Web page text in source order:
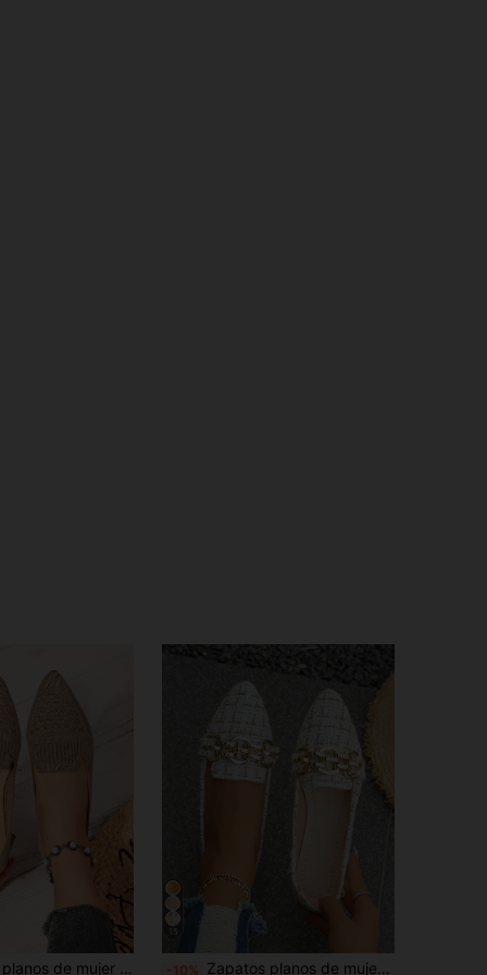
bohemio, lindos, de moda casual y cómodos, mocasines acanalados planos adecuados para vacaciones, fiestas, hogar, oficina, exteriores y todas las estaciones
15
-10% Zapatos planos de mujer con punta puntiaguda y vamp bajo, estampado colorido, nuevos para otoño, para exterior, uso diario y conducir, mocasines de moda de tela con suela blanda, zapatos de trabajo, zapatos de conducir, cómodos y versátiles, combinan con faldas, tipo slip-on, parte superior con estampado aleatorio, fáciles de poner, elegantes, ligeros y transpirables, zapatos de oficina, regalo para el Día de la Madre, para todas las estaciones, Ramadán, Eid Al-Adha